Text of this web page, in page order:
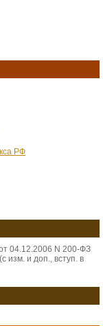
РФ
04.12.2006 N 200-ФЗ
изм. и доп., вступ. в